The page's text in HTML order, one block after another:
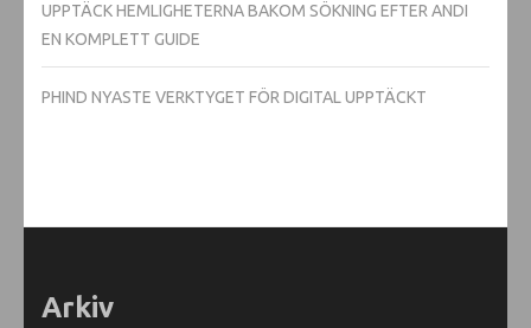
UPPTÄCK HEMLIGHETERNA BAKOM SÖKNING EFTER ANDI
EN KOMPLETT GUIDE
PHIND NYASTE VERKTYGET FÖR DIGITAL UPPTÄCKT
Arkiv